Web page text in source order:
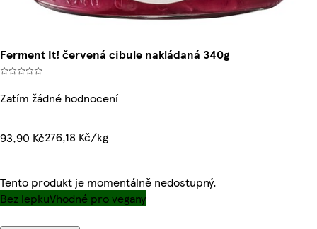
Ferment It! červená cibule nakládaná 340g
Zatím žádné hodnocení
93,90 Kč276,18 Kč/kg
Tento produkt je momentálně nedostupný.
Bez lepkuVhodné pro vegany